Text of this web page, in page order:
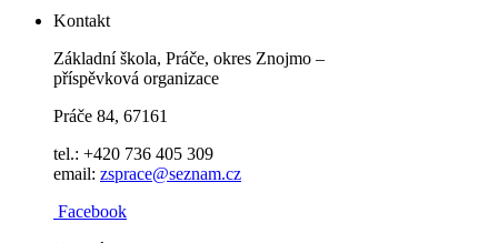
Kontakt
Základní škola, Práče, okres Znojmo –
příspěvková organizace
Práče 84, 67161
tel.: +420 736 405 309
email: zsprace@seznam.cz
Facebook